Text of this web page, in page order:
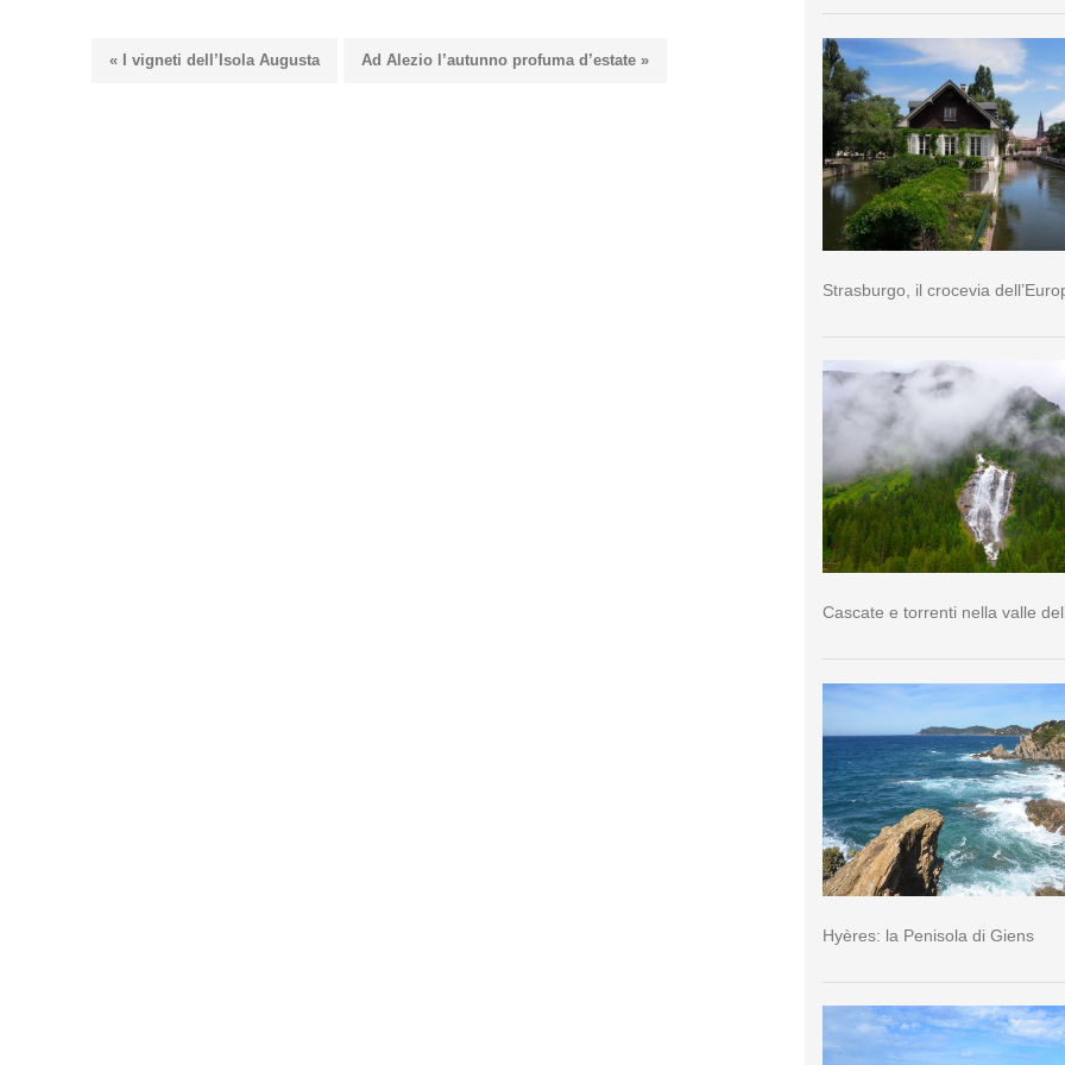
« I vigneti dell’Isola Augusta Ad Alezio l’autunno profuma d’estate »
Strasburgo, il crocevia
Cascate e torrenti nella valle
Hyères: la Penisola di Giens